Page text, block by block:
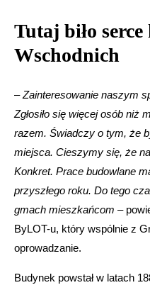
Tutaj biło
Wschodnich
–Zainteresowanie naszym
Zgłosiło się więcej osób niż
razem. Świadczy o tym, że
miejsca. Cieszymy się, że
Konkret. Prace budowlane
przyszłego roku. Do tego
gmach mieszkańcom –
ByLOT-u, który wspólnie z
oprowadzanie.
Budynek powstał w latach